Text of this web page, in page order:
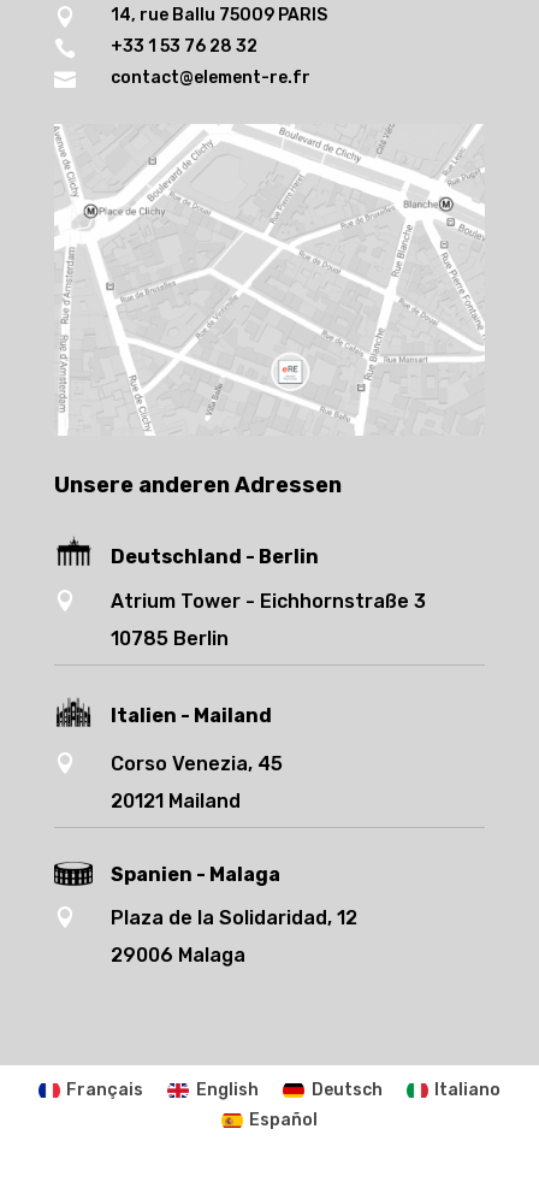
 14, rue Ballu 75009 PARIS
 +33 1 53 76 28 32
 contact@element-re.fr
Unsere anderen Adressen
Deutschland - Berlin

Atrium Tower - Eichhornstraße 3
10785 Berlin
Italien - Mailand

Corso Venezia, 45
20121 Mailand
Spanien - Malaga

Plaza de la Solidaridad, 12
29006 Malaga
Français English Deutsch
Italiano
Español